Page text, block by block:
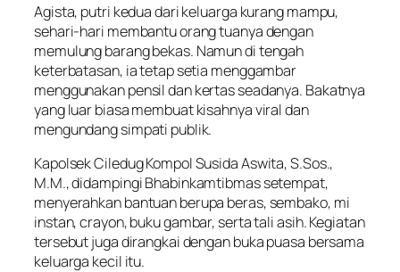
Agista, putri kedua dari keluarga kurang mampu,
sehari-hari membantu orang tuanya dengan
memulung barang bekas. Namun di tengah
keterbatasan, ia tetap setia menggambar
menggunakan pensil dan kertas seadanya. Bakatnya
yang luar biasa membuat kisahnya viral dan
mengundang simpati publik.
Kapolsek Ciledug Kompol Susida Aswita, S.Sos.,
M.M., didampingi Bhabinkamtibmas setempat,
menyerahkan bantuan berupa beras, sembako, mi
instan, crayon, buku gambar, serta tali asih. Kegiatan
tersebut juga dirangkai dengan buka puasa bersama
keluarga kecil itu.